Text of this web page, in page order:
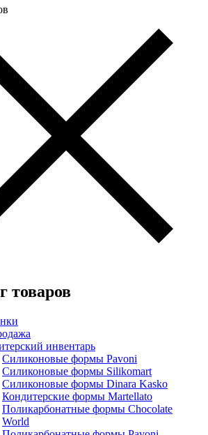
товаров
инвентарь
Силиконовые формы Pavoni
Силиконовые формы Silikomart
Силиконовые формы Dinara Kasko
Кондитерские формы Martellato
Поликарбонатные формы Chocolate
World